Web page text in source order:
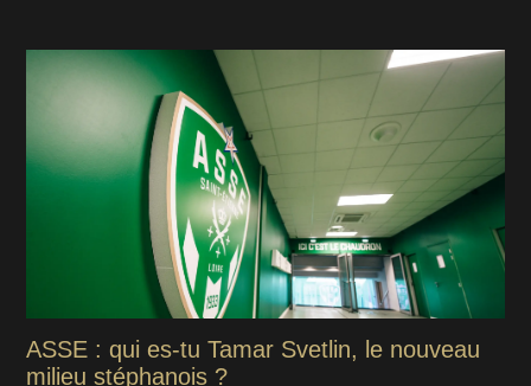
ASSE : qui es-tu Tamar Svetlin, le nouveau
milieu stéphanois ?